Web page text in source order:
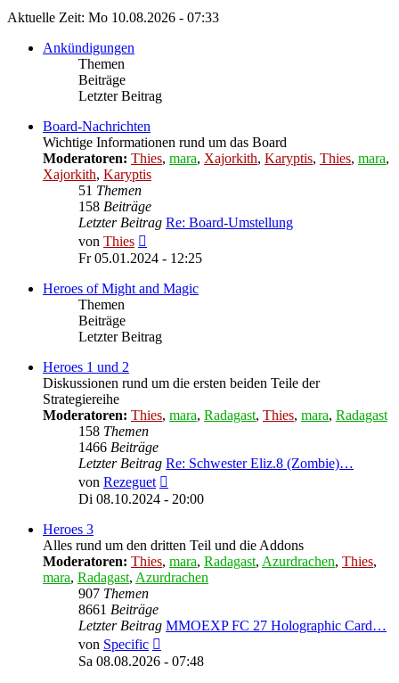
Aktuelle Zeit: Mo 10.08.2026 - 07:33
Ankündigungen
Themen
Beiträge
Letzter Beitrag
Board-Nachrichten
Wichtige Informationen rund um das Board
Moderatoren: Thies, mara, Xajorkith, Karyptis, Thies, mara,
Xajorkith, Karyptis
51 Themen
158 Beiträge
Letzter Beitrag Re: Board-Umstellung
von Thies
Beitrag
Fr 05.01.2024 - 12:25
Heroes of Might and Magic
Themen
Beiträge
Letzter Beitrag
Heroes 1 und 2
Diskussionen rund um die ersten beiden Teile der
Strategiereihe
Moderatoren: Thies, mara, Radagast, Thies, mara, Radagast
158 Themen
1466 Beiträge
Letzter Beitrag Re: Schwester Eliz.8 (Zombie)…
von Rezeguet
Beitrag
Di 08.10.2024 - 20:00
Heroes 3
Alles rund um den dritten Teil und die Addons
Moderatoren: Thies, mara, Radagast, Azurdrachen, Thies,
mara, Radagast, Azurdrachen
907 Themen
8661 Beiträge
Letzter Beitrag MMOEXP FC 27 Holographic Card…
von Specific
Beitrag
Sa 08.08.2026 - 07:48